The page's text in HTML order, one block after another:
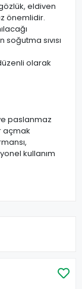
eldiven
önemlidir.
sıvısı
olarak
paslanmaz
açmak
kullanım